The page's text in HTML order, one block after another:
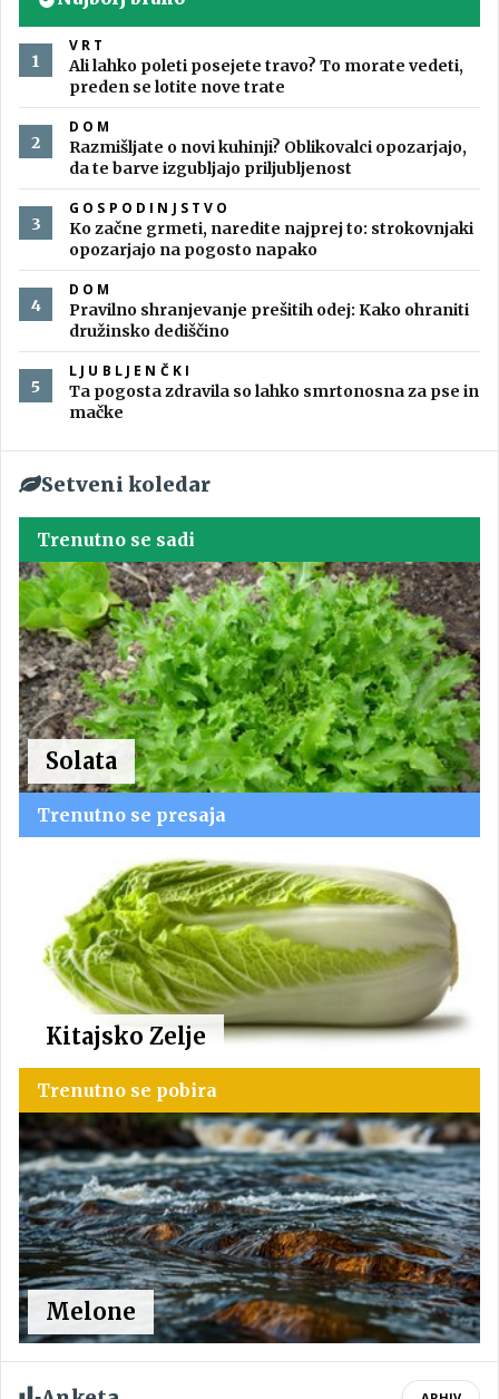
VRT
Ali lahko poleti posejete travo? To morate vedeti,
preden se lotite nove trate
DOM
Razmišljate o novi kuhinji? Oblikovalci opozarjajo,
da te barve izgubljajo priljubljenost
GOSPODINJSTVO
Ko začne grmeti, naredite najprej to: strokovnjaki
opozarjajo na pogosto napako
DOM
Pravilno shranjevanje prešitih odej: Kako ohraniti
družinsko dediščino
LJUBLJENČKI
Ta pogosta zdravila so lahko smrtonosna za pse in
mačke
Setveni koledar
Trenutno se sadi
Solata
Trenutno se presaja
Kitajsko Zelje
Trenutno se pobira
Melone